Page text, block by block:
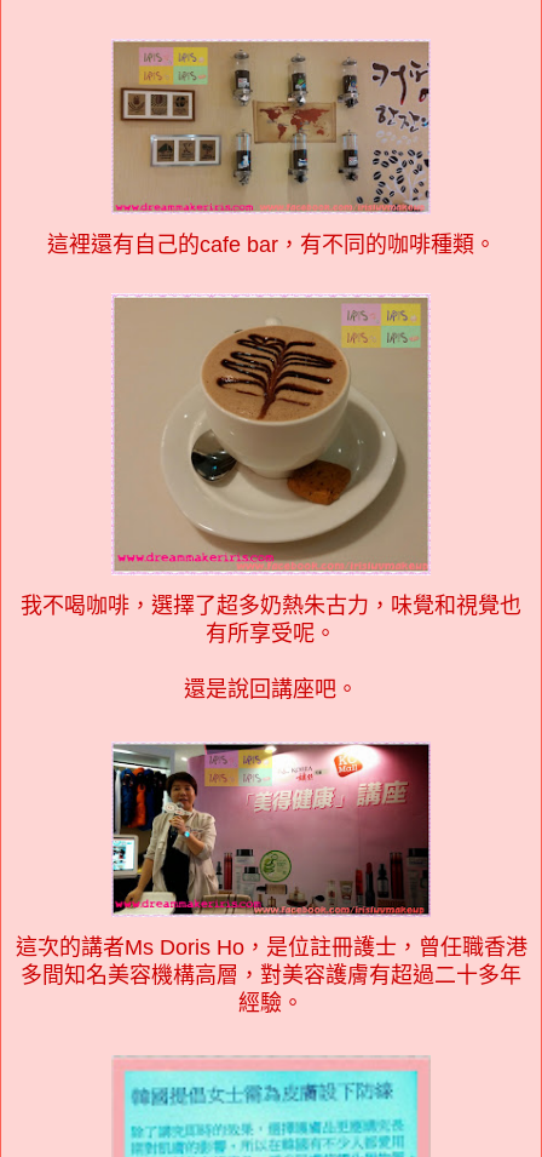
這裡還有自己的cafe bar，有不同的咖啡種類。
我不喝咖啡，選擇了超多奶熱朱古力，味覺和視覺也
有所享受呢。
還是說回講座吧。
這次的講者Ms Doris Ho，是位註冊護士，曾任職香港
多間知名美容機構高層，對美容護膚有超過二十多年
經驗。